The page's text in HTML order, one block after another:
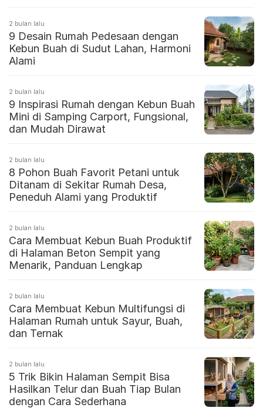
2 bulan lalu
9 Desain Rumah Pedesaan dengan
Kebun Buah di Sudut Lahan, Harmoni
Alami
2 bulan lalu
9 Inspirasi Rumah dengan Kebun Buah
Mini di Samping Carport, Fungsional,
dan Mudah Dirawat
2 bulan lalu
8 Pohon Buah Favorit Petani untuk
Ditanam di Sekitar Rumah Desa,
Peneduh Alami yang Produktif
2 bulan lalu
Cara Membuat Kebun Buah Produktif
di Halaman Beton Sempit yang
Menarik, Panduan Lengkap
2 bulan lalu
Cara Membuat Kebun Multifungsi di
Halaman Rumah untuk Sayur, Buah,
dan Ternak
2 bulan lalu
5 Trik Bikin Halaman Sempit Bisa
Hasilkan Telur dan Buah Tiap Bulan
dengan Cara Sederhana